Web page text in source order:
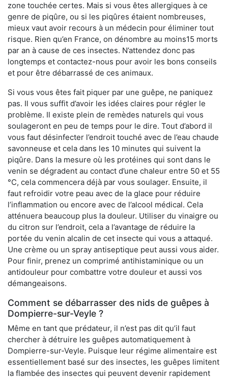
zone touchée certes. Mais si vous êtes allergiques à ce
genre de piqûre, ou si les piqûres étaient nombreuses,
mieux vaut avoir recours à un médecin pour éliminer tout
risque. Rien qu’en France, on dénombre au moins15 morts
par an à cause de ces insectes. N’attendez donc pas
longtemps et contactez-nous pour avoir les bons conseils
et pour être débarrassé de ces animaux.
Si vous vous êtes fait piquer par une guêpe, ne paniquez
pas. Il vous suffit d’avoir les idées claires pour régler le
problème. Il existe plein de remèdes naturels qui vous
soulageront en peu de temps pour le dire. Tout d’abord il
vous faut désinfecter l’endroit touché avec de l’eau chaude
savonneuse et cela dans les 10 minutes qui suivent la
piqûre. Dans la mesure où les protéines qui sont dans le
venin se dégradent au contact d’une chaleur entre 50 et 55
°C, cela commencera déjà par vous soulager. Ensuite, il
faut refroidir votre peau avec de la glace pour réduire
l’inflammation ou encore avec de l’alcool médical. Cela
atténuera beaucoup plus la douleur. Utiliser du vinaigre ou
du citron sur l’endroit, cela a l’avantage de réduire la
portée du venin alcalin de cet insecte qui vous a attaqué.
Une crème ou un spray antiseptique peut aussi vous aider.
Pour finir, prenez un comprimé antihistaminique ou un
antidouleur pour combattre votre douleur et aussi vos
démangeaisons.
Comment se débarrasser des nids de guêpes à
Dompierre-sur-Veyle ?
Même en tant que prédateur, il n’est pas dit qu’il faut
chercher à détruire les guêpes automatiquement à
Dompierre-sur-Veyle. Puisque leur régime alimentaire est
essentiellement basé sur des insectes, les guêpes limitent
la flambée des insectes qui peuvent devenir rapidement